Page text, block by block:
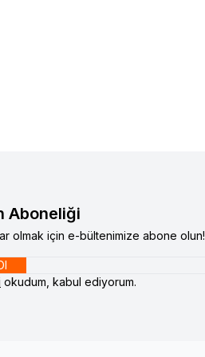
Aboneliği
olmak için e-bültenimize abone olun!
okudum, kabul ediyorum.